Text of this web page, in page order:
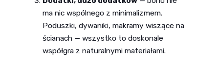
ma nic wspólnego z minimalizmem.
Poduszki, dywaniki, makramy wiszące na
ścianach — wszystko to doskonale
współgra z naturalnymi materiałami.